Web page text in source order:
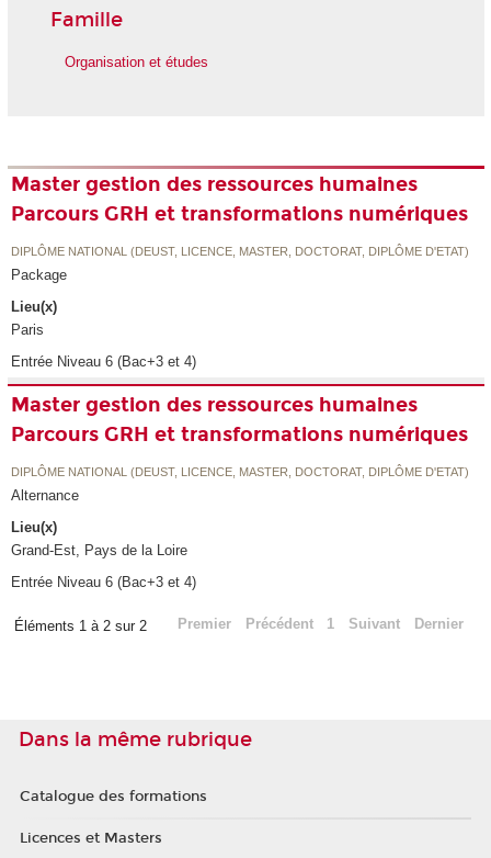
Famille
Organisation et études
Master gestion des ressources humaines
Parcours GRH et transformations numériques
DIPLÔME NATIONAL (DEUST, LICENCE, MASTER, DOCTORAT, DIPLÔME D'ETAT)
Package
Lieu(x)
Paris
Entrée Niveau 6 (Bac+3 et 4)
Master gestion des ressources humaines
Parcours GRH et transformations numériques
DIPLÔME NATIONAL (DEUST, LICENCE, MASTER, DOCTORAT, DIPLÔME D'ETAT)
Alternance
Lieu(x)
Grand-Est, Pays de la Loire
Entrée Niveau 6 (Bac+3 et 4)
Éléments 1 à 2 sur 2 Premier Précédent 1 Suivant Dernier
Dans la même rubrique
Catalogue des formations
Licences et Masters